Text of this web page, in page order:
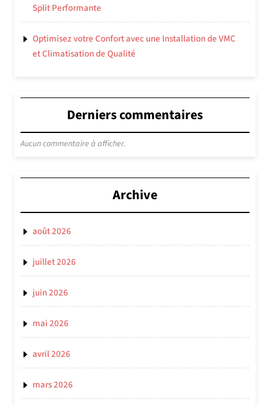
Split Performante
Optimisez votre Confort avec une Installation de VMC
et Climatisation de Qualité
Derniers commentaires
Aucun commentaire à afficher.
Archive
août 2026
juillet 2026
juin 2026
mai 2026
avril 2026
mars 2026